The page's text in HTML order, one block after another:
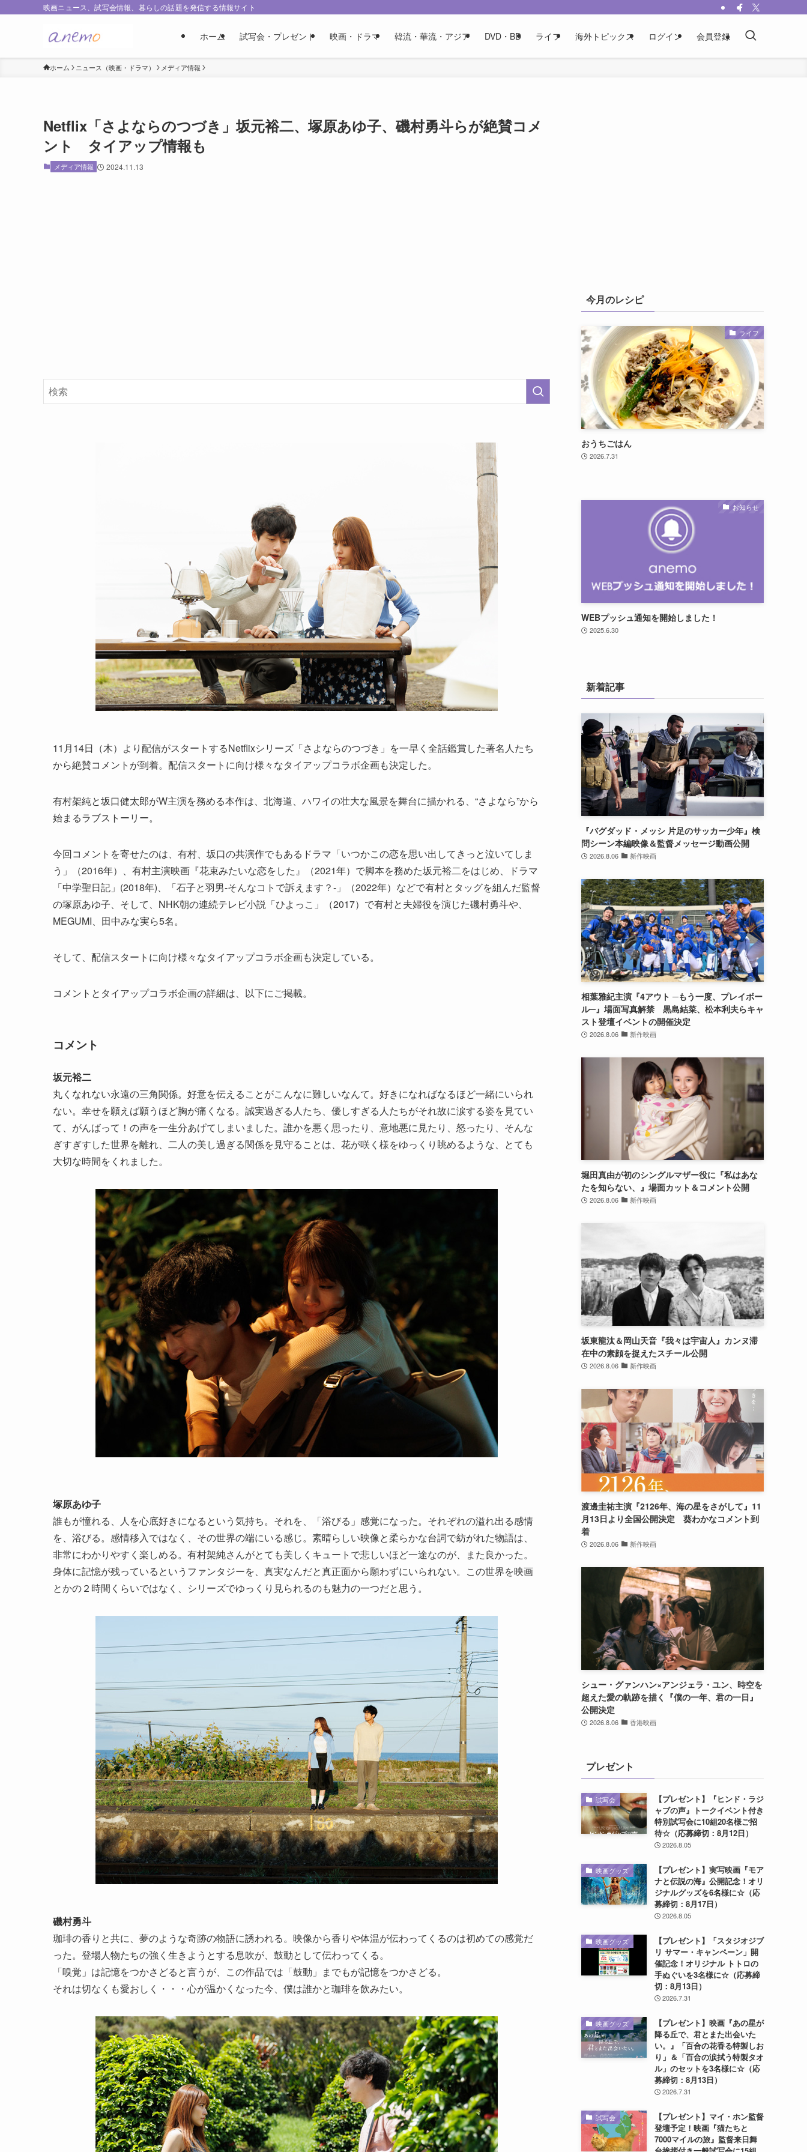
映画ニュース、試写会情報、暮らしの話題を発信する情報サイト
ホーム 試写会・プレゼント 映画・ドラマ 韓流・華流・アジア DVD・BD ライフ 海外トピックス ログイン 会員登録
ホーム ニュース（映画・ドラマ） メディア情報
Netflix「さよならのつづき」坂元裕二、塚原あゆ子、磯村勇斗らが絶賛コメ
ント タイアップ情報も
メディア情報 2024.11.13
11月14日（木）より配信がスタートするNetflixシリーズ「さよならのつづき」を一早く全話鑑賞した著名人たち
から絶賛コメントが到着。配信スタートに向け様々なタイアップコラボ企画も決定した。
有村架純と坂口健太郎がW主演を務める本作は、北海道、ハワイの壮大な風景を舞台に描かれる、“さよなら”から
始まるラブストーリー。
今回コメントを寄せたのは、有村、坂口の共演作でもあるドラマ「いつかこの恋を思い出してきっと泣いてしま
う」（2016年）、有村主演映画『花束みたいな恋をした』（2021年）で脚本を務めた坂元裕二をはじめ、ドラマ
「中学聖日記」(2018年)、「石子と羽男-そんなコトで訴えます？-」（2022年）などで有村とタッグを組んだ監督
の塚原あゆ子、そして、NHK朝の連続テレビ小説「ひよっこ」（2017）で有村と夫婦役を演じた磯村勇斗や、
MEGUMI、田中みな実ら5名。
そして、配信スタートに向け様々なタイアップコラボ企画も決定している。
コメントとタイアップコラボ企画の詳細は、以下にご掲載。
コメント
坂元裕二
丸くなれない永遠の三角関係。好意を伝えることがこんなに難しいなんて。好きになればなるほど一緒にいられ
ない。幸せを願えば願うほど胸が痛くなる。誠実過ぎる人たち、優しすぎる人たちがそれ故に涙する姿を見てい
て、がんばって！の声を一生分あげてしまいました。誰かを悪く思ったり、意地悪に見たり、怒ったり、そんな
ぎすぎすした世界を離れ、二人の美し過ぎる関係を見守ることは、花が咲く様をゆっくり眺めるような、とても
大切な時間をくれました。
塚原あゆ子
誰もが憧れる、人を心底好きになるという気持ち。それを、「浴びる」感覚になった。それぞれの溢れ出る感情
を、浴びる。感情移入ではなく、その世界の端にいる感じ。素晴らしい映像と柔らかな台詞で紡がれた物語は、
非常にわかりやすく楽しめる。有村架純さんがとても美しくキュートで悲しいほど一途なのが、また良かった。
身体に記憶が残っているというファンタジーを、真実なんだと真正面から願わずにいられない。この世界を映画
とかの２時間くらいではなく、シリーズでゆっくり見られるのも魅力の一つだと思う。
磯村勇斗
珈琲の香りと共に、夢のような奇跡の物語に誘われる。映像から香りや体温が伝わってくるのは初めての感覚だ
った。登場人物たちの強く生きようとする息吹が、鼓動として伝わってくる。
「嗅覚」は記憶をつかさどると言うが、この作品では「鼓動」までもが記憶をつかさどる。
それは切なくも愛おしく・・・心が温かくなった今、僕は誰かと珈琲を飲みたい。
今月のレシピ
ライフ
おうちごはん
2026.7.31
お知らせ
WEBプッシュ通知を開始しました！
2025.6.30
新着記事
『バグダッド・メッシ 片足のサッカー少年』検
問シーン本編映像＆監督メッセージ動画公開
2026.8.06 新作映画
相葉雅紀主演『4アウト ─もう一度、プレイボー
ル─』場面写真解禁 黒島結菜、松本利夫らキャ
スト登壇イベントの開催決定
2026.8.06 新作映画
堀田真由が初のシングルマザー役に『私はあな
たを知らない、』場面カット＆コメント公開
2026.8.06 新作映画
坂東龍汰＆岡山天音『我々は宇宙人』カンヌ滞
在中の素顔を捉えたスチール公開
2026.8.06 新作映画
渡邊圭祐主演『2126年、海の星をさがして』11
月13日より全国公開決定 葵わかなコメント到
着
2026.8.06 新作映画
シュー・グァンハン×アンジェラ・ユン、時空を
超えた愛の軌跡を描く『僕の一年、君の一日』
公開決定
2026.8.06 香港映画
プレゼント
試写会
【プレゼント】『ヒンド・ラジ
ャブの声』トークイベント付き
特別試写会に10組20名様ご招
待☆（応募締切：8月12日）
2026.8.05
映画グッズ
【プレゼント】実写映画『モア
ナと伝説の海』公開記念！オリ
ジナルグッズを6名様に☆（応
募締切：8月17日）
2026.8.05
映画グッズ
【プレゼント】「スタジオジブ
リ サマー・キャンペーン」開
催記念！オリジナル トトロの
手ぬぐいを3名様に☆（応募締
切：8月13日）
2026.7.31
映画グッズ
【プレゼント】映画『あの星が
降る丘で、君とまた出会いた
い。』「百合の花香る特製しお
り」＆「百合の涙拭う特製タオ
ル」のセットを3名様に☆（応
募締切：8月13日）
2026.7.31
試写会
【プレゼント】マイ・ホン監督
登壇予定！映画『猫たちと
7000マイルの旅』監督来日舞